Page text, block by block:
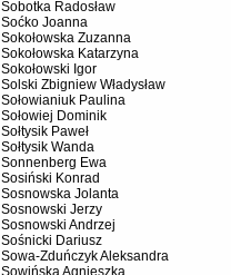
Sobotka Radosław
Soćko Joanna
Sokołowska Zuzanna
Sokołowska Katarzyna
Sokołowski Igor
Solski Zbigniew Władysław
Sołowianiuk Paulina
Sołowiej Dominik
Sołtysik Paweł
Sołtysik Wanda
Sonnenberg Ewa
Sosiński Konrad
Sosnowska Jolanta
Sosnowski Jerzy
Sosnowski Andrzej
Sośnicki Dariusz
Sowa-Zduńczyk Aleksandra
Sowińska Agnieszka